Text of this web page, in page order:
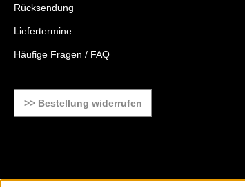
Rücksendung
Liefertermine
Häufige Fragen / FAQ
>> Bestellung widerrufen